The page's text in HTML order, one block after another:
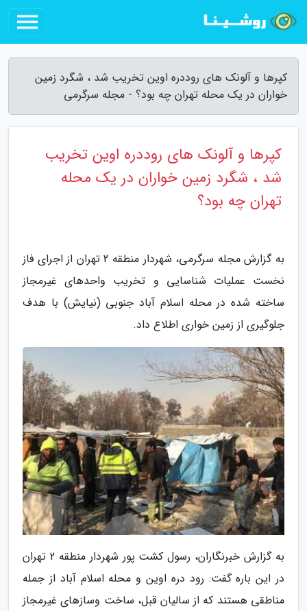
کپرها و آلونک های روددره اوین تخریب شد ، شگرد زمین
خواران در یک محله تهران چه بود؟ - مجله سرگرمی
کپرها و آلونک های روددره اوین تخریب
شد ، شگرد زمین خواران در یک محله
تهران چه بود؟
به گزارش مجله سرگرمی، شهردار منطقه 2 تهران از اجرای فاز
نخست عملیات شناسایی و تخریب واحدهای غیرمجاز
ساخته شده در محله اسلام آباد جنوبی (نیایش) با هدف
جلوگیری از زمین خواری اطلاع داد.
به گزارش خبرنگاران، رسول کشت پور شهردار منطقه 2 تهران
در این باره گفت: رود دره اوین و محله اسلام آباد از جمله
مناطقی هستند که از سالیان قبل، ساخت وسازهای غیرمجاز